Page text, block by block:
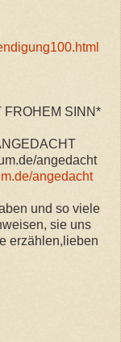
FROHEM SINN*
angedacht
angedacht
und so viele
sie uns
erzählen,lieben